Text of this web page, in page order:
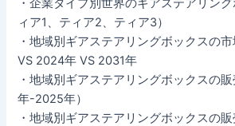
ィア1、ティア2、ティア3）
・地域別ギアステアリングボックスの
VS 2024年 VS 2031年
・地域別ギアステアリングボックスの
年-2025年）
・地域別ギアステアリングボックスの